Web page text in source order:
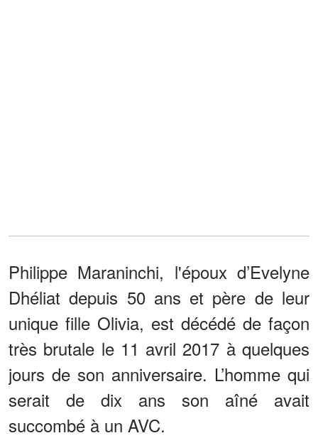
Philippe Maraninchi, l'époux d’Evelyne
Dhéliat depuis 50 ans et père de leur
unique fille Olivia, est décédé de façon
très brutale le 11 avril 2017 à quelques
jours de son anniversaire. L’homme qui
serait de dix ans son aîné avait
succombé à un AVC.